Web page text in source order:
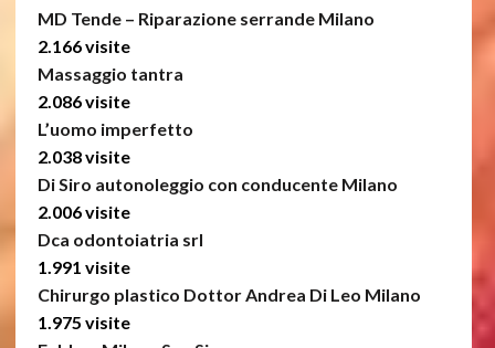
MD Tende – Riparazione serrande Milano
2.166 visite
Massaggio tantra
2.086 visite
L’uomo imperfetto
2.038 visite
Di Siro autonoleggio con conducente Milano
2.006 visite
Dca odontoiatria srl
1.991 visite
Chirurgo plastico Dottor Andrea Di Leo Milano
1.975 visite